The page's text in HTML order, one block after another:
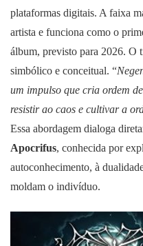
plataformas digitais. A faixa
artista e funciona como o
álbum, previsto para 2026. O
simbólico e conceitual. “
um impulso que cria ordem
resistir ao caos e cultivar a
Essa abordagem dialoga
Apocrifus, conhecida por
autoconhecimento, à
moldam o indivíduo.